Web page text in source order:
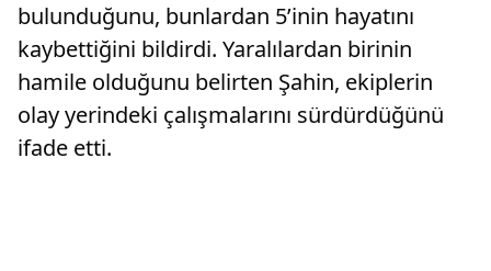
bulunduğunu, bunlardan 5’inin hayatını
kaybettiğini bildirdi. Yaralılardan birinin
hamile olduğunu belirten Şahin, ekiplerin
olay yerindeki çalışmalarını sürdürdüğünü
ifade etti.